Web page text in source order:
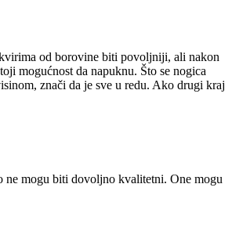
od borovine biti povoljniji, ali nakon
mogućnost da napuknu. Što se nogica
znači da je sve u redu. Ako drugi kraj
mogu biti dovoljno kvalitetni. One mogu